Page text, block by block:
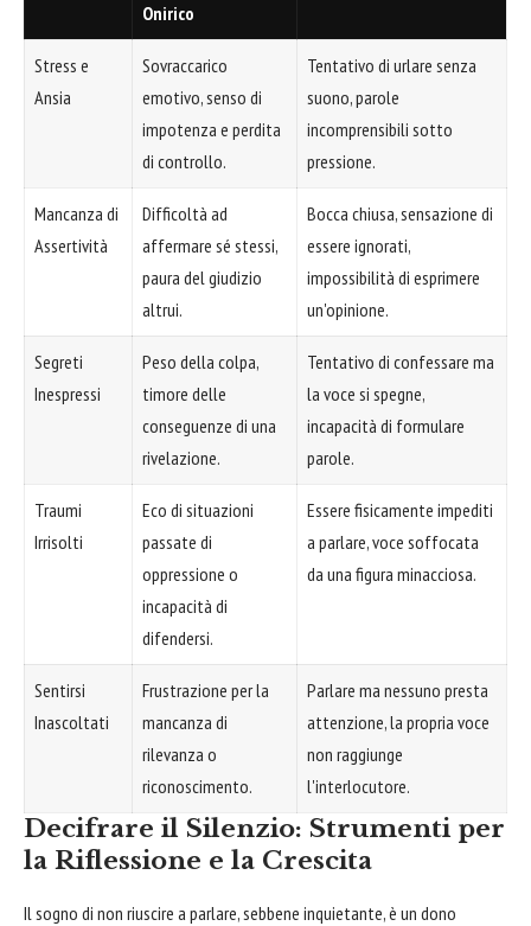
Onirico
Stress e
Ansia
Sovraccarico
emotivo, senso di
impotenza e perdita
di controllo.
Tentativo di urlare senza
suono, parole
incomprensibili sotto
pressione.
Mancanza di
Assertività
Difficoltà ad
affermare sé stessi,
paura del giudizio
altrui.
Bocca chiusa, sensazione di
essere ignorati,
impossibilità di esprimere
un'opinione.
Segreti
Inespressi
Peso della colpa,
timore delle
conseguenze di una
rivelazione.
Tentativo di confessare ma
la voce si spegne,
incapacità di formulare
parole.
Traumi
Irrisolti
Eco di situazioni
passate di
oppressione o
incapacità di
difendersi.
Essere fisicamente impediti
a parlare, voce soffocata
da una figura minacciosa.
Sentirsi
Inascoltati
Frustrazione per la
mancanza di
rilevanza o
riconoscimento.
Parlare ma nessuno presta
attenzione, la propria voce
non raggiunge
l'interlocutore.
Decifrare il Silenzio: Strumenti per
la Riflessione e la Crescita
Il sogno di non riuscire a parlare, sebbene inquietante, è un dono